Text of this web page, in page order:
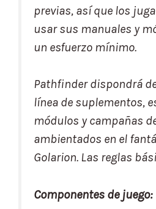
previas, así que los
usar sus manuales y
un esfuerzo mínimo.
Pathfinder dispondrá
línea de suplementos,
módulos y campañas
ambientados en el
Golarion. Las reglas
Componentes de juego: